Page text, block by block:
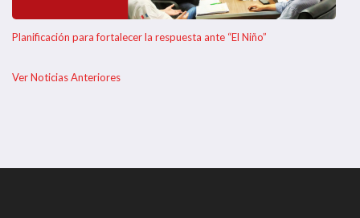
Planificación para fortalecer la respuesta ante “El Niño”
Ver Noticias Anteriores